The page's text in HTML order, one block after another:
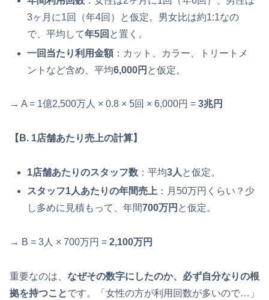
3ヶ月に1回（年4回）と仮定。男女比は約1:1なの
で、平均して年5回 と置く。
一回当たり利用金額：カット、カラー、トリートメ
ントなど含め、平均6,000円 と仮定。
→ A = 1億2,500万人 × 0.8 × 5回 × 6,000円 = 3兆円
【B. 1店舗あたり売上の計算】
1店舗あたりのスタッフ数 ：平均3人 と仮定。
スタッフ1人あたりの年間売上 ：月50万円くらい？少
し多めに見積もって、年間700万円 と仮定。
→ B = 3人 × 700万円 = 2,100万円
重要なのは、 なぜその数字にしたのか、必ず自分なりの根
拠を持つことです。「女性の方が利用回数が多いので…」